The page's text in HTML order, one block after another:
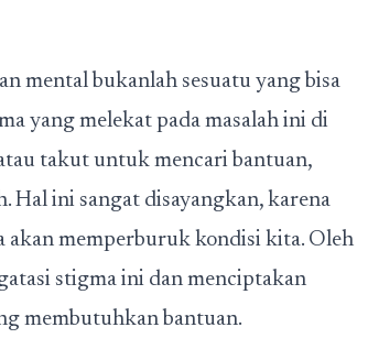
mental bukanlah sesuatu yang bisa
yang melekat pada masalah ini di
takut untuk mencari bantuan,
Hal ini sangat disayangkan, karena
akan memperburuk kondisi kita. Oleh
stigma ini dan menciptakan
membutuhkan bantuan.